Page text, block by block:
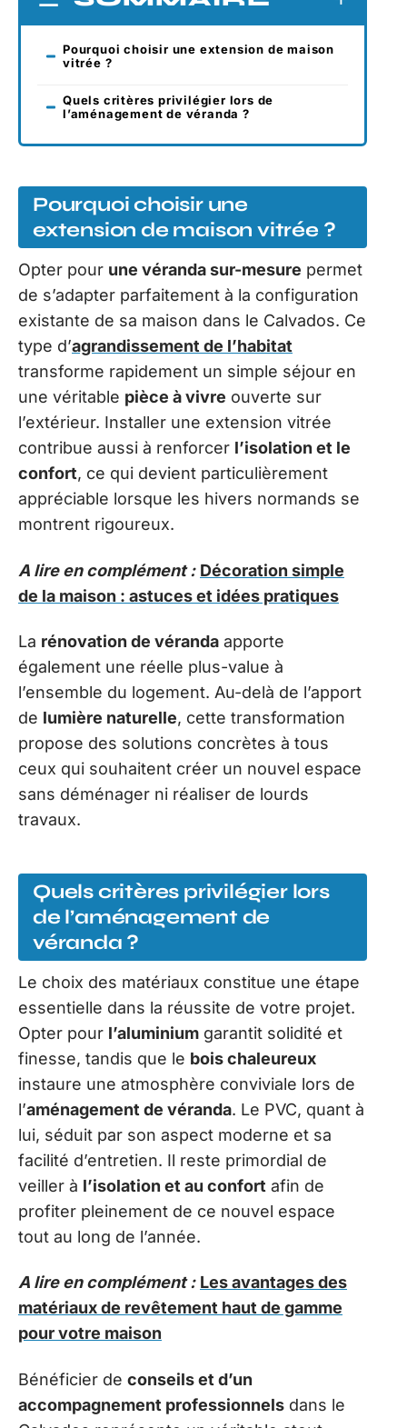
Pourquoi choisir une extension de maison
vitrée ?
Quels critères privilégier lors de
l’aménagement de véranda ?
Pourquoi choisir une
extension de maison vitrée ?
Opter pour une véranda sur-mesure permet
de s’adapter parfaitement à la configuration
existante de sa maison dans le Calvados. Ce
type d’agrandissement de l’habitat
transforme rapidement un simple séjour en
une véritable pièce à vivre ouverte sur
l’extérieur. Installer une extension vitrée
contribue aussi à renforcer l’isolation et le
confort, ce qui devient particulièrement
appréciable lorsque les hivers normands se
montrent rigoureux.
A lire en complément : Décoration simple
de la maison : astuces et idées pratiques
La rénovation de véranda apporte
également une réelle plus-value à
l’ensemble du logement. Au-delà de l’apport
de lumière naturelle, cette transformation
propose des solutions concrètes à tous
ceux qui souhaitent créer un nouvel espace
sans déménager ni réaliser de lourds
travaux.
Quels critères privilégier lors
de l’aménagement de
véranda ?
Le choix des matériaux constitue une étape
essentielle dans la réussite de votre projet.
Opter pour l’aluminium garantit solidité et
finesse, tandis que le bois chaleureux
instaure une atmosphère conviviale lors de
l’aménagement de véranda. Le PVC, quant à
lui, séduit par son aspect moderne et sa
facilité d’entretien. Il reste primordial de
veiller à l’isolation et au confort afin de
profiter pleinement de ce nouvel espace
tout au long de l’année.
A lire en complément : Les avantages des
matériaux de revêtement haut de gamme
pour votre maison
Bénéficier de conseils et d’un
accompagnement professionnels dans le